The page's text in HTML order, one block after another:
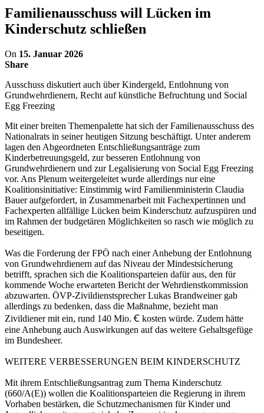
Familienausschuss will Lücken im
Kinderschutz schließen
On 15. Januar 2026
Share
Ausschuss diskutiert auch über Kindergeld, Entlohnung von
Grundwehrdienern, Recht auf künstliche Befruchtung und Social
Egg Freezing
Mit einer breiten Themenpalette hat sich der Familienausschuss des
Nationalrats in seiner heutigen Sitzung beschäftigt. Unter anderem
lagen den Abgeordneten Entschließungsanträge zum
Kinderbetreuungsgeld, zur besseren Entlohnung von
Grundwehrdienern und zur Legalisierung von Social Egg Freezing
vor. Ans Plenum weitergeleitet wurde allerdings nur eine
Koalitionsinitiative: Einstimmig wird Familienministerin Claudia
Bauer aufgefordert, in Zusammenarbeit mit Fachexpertinnen und
Fachexperten allfällige Lücken beim Kinderschutz aufzuspüren und
im Rahmen der budgetären Möglichkeiten so rasch wie möglich zu
beseitigen.
Was die Forderung der FPÖ nach einer Anhebung der Entlohnung
von Grundwehrdienern auf das Niveau der Mindestsicherung
betrifft, sprachen sich die Koalitionsparteien dafür aus, den für
kommende Woche erwarteten Bericht der Wehrdienstkommission
abzuwarten. ÖVP-Zivildienstsprecher Lukas Brandweiner gab
allerdings zu bedenken, dass die Maßnahme, bezieht man
Zivildiener mit ein, rund 140 Mio. Ꞓ kosten würde. Zudem hätte
eine Anhebung auch Auswirkungen auf das weitere Gehaltsgefüge
im Bundesheer.
WEITERE VERBESSERUNGEN BEIM KINDERSCHUTZ
Mit ihrem Entschließungsantrag zum Thema Kinderschutz
(660/A(E)) wollen die Koalitionsparteien die Regierung in ihrem
Vorhaben bestärken, die Schutzmechanismen für Kinder und